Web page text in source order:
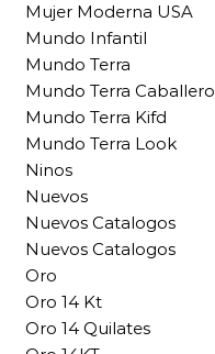
Mujer Moderna USA
Mundo Infantil
Mundo Terra
Mundo Terra Caballero
Mundo Terra Kifd
Mundo Terra Look
Ninos
Nuevos
Nuevos Catalogos
Nuevos Catalogos
Oro
Oro 14 Kt
Oro 14 Quilates